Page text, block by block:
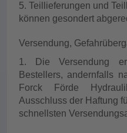
5. Teillieferungen und
können gesondert
Versendung,
1. Die Versendung
Bestellers, andernfalls
Forck Förde
Ausschluss der Haftung
schnellsten